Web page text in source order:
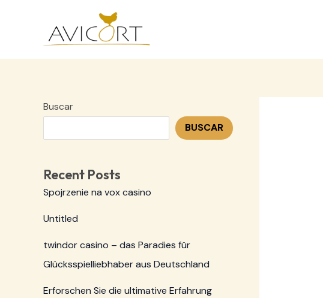
Buscar
BUSCAR
Recent Posts
Spojrzenie na vox casino
Untitled
twindor casino – das Paradies für
Glücksspielliebhaber aus Deutschland
Erforschen Sie die ultimative Erfahrung